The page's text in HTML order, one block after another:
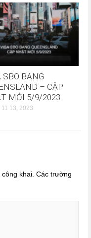
SBO BANG
– CẬP
MỚI 5/9/2023
13, 2023
khai. Các trường